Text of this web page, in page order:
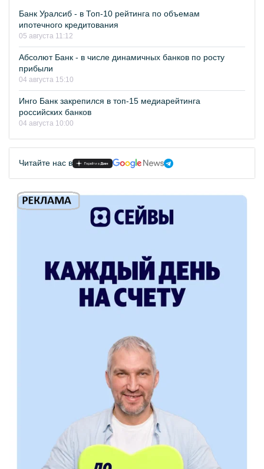
Банк Уралсиб - в Топ-10 рейтинга по объемам
ипотечного кредитования
05 августа 11:12
Абсолют Банк - в числе динамичных банков по росту
прибыли
04 августа 15:10
Инго Банк закрепился в топ-15 медиарейтинга
российских банков
04 августа 10:00
Читайте нас в